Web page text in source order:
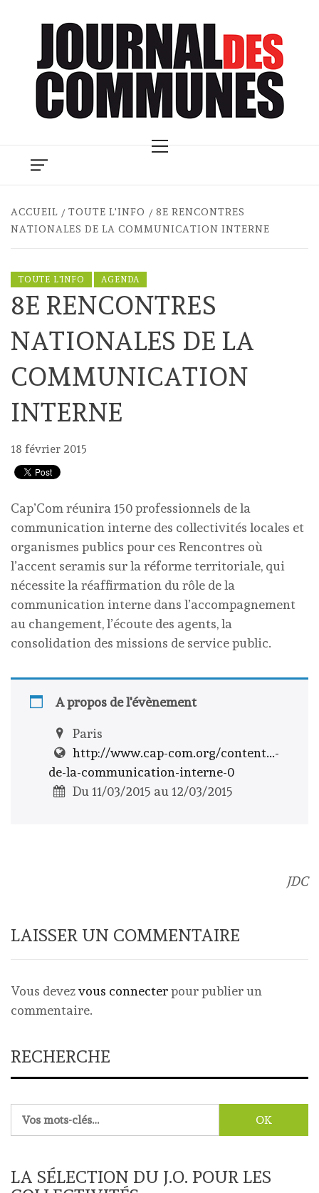
Menu
ACCUEIL TOUTE L'INFO
8E RENCONTRES
NATIONALES DE LA COMMUNICATION INTERNE
TOUTE L'INFO AGENDA
8E RENCONTRES
NATIONALES DE LA
COMMUNICATION
INTERNE
18 février 2015
Cap’Com réunira 150 professionnels de la
communication interne des collectivités locales et
organismes publics pour ces Rencontres où
l’accent seramis sur la réforme territoriale, qui
nécessite la réaffirmation du rôle de la
communication interne dans l’accompagnement
au changement, l’écoute des agents, la
consolidation des missions de service public.
A propos de l'évènement
Paris
http://www.cap-com.org/content...-
de-la-communication-interne-0
Du 11/03/2015 au 12/03/2015
JDC
LAISSER UN COMMENTAIRE
Vous devezvous connecterpour publier un
commentaire.
RECHERCHE
LA SÉLECTION DU J.O. POUR LES